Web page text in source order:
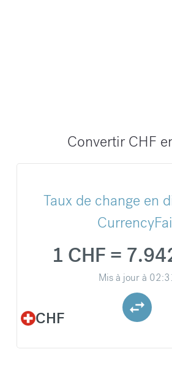
Convertir CHF
Taux de change en
CHF
1 CHF =
Mis à jour à